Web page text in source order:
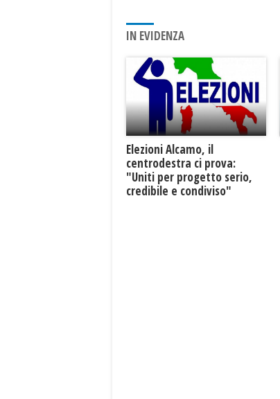
IN EVIDENZA
Elezioni Alcamo, il
centrodestra ci prova:
"Uniti per progetto serio,
credibile e condiviso"